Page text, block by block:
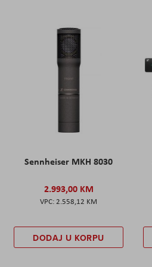
Sennheiser MKH 8030
2.993,00 KM
2.558,12 KM
DODAJ U KORPU